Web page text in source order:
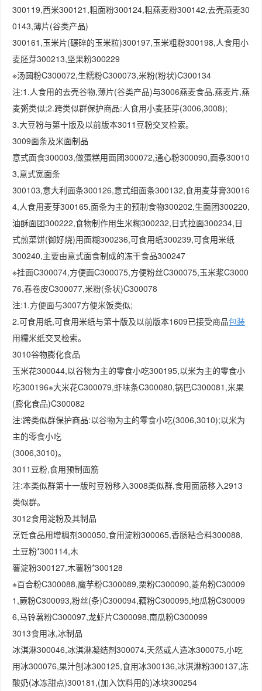
300119,西米300121,粗面粉300124,粗燕麦粉300142,去壳燕麦30
0143,薄片(谷类产品)
300161,玉米片(碾碎的玉米粒)300197,玉米粗粉300198,人食用小
麦胚芽300213,坚果粉300229
※汤圆粉C300072,生糯粉C300073,米粉(粉状)C300134
注:1.人食用的去壳谷物,薄片(谷类产品)与3006燕麦食品,燕麦片,燕
麦粥类似;2.跨类似群保护商品:人食用小麦胚芽(3006,3008);
3.大豆粉与第十版及以前版本3011豆粉交叉检索。
3009面条及米面制品
意式面食300003,做蛋糕用面团300072,通心粉300090,面条30010
3,意式宽面条
300103,意大利面条300126,意式细面条300132,食用麦芽膏30016
4,人食用麦芽300165,面条为主的预制食物300202,生面团300220,
油酥面团300222,食物制作用生米糊300232,日式拉面300234,日
式煎菜饼(御好烧)用面糊300236,可食用纸300239,可食用米纸
300240,主要由意式面食制成的冻干食品300247
※挂面C300074,方便面C300075,方便粉丝C300075,玉米浆C3000
76,春卷皮C300077,米粉(条状)C300078
注:1.方便面与3007方便米饭类似;
2.可食用纸,可食用米纸与第十版及以前版本1609已接受商品包装
用糯米纸交叉检索。
3010谷物膨化食品
玉米花300044,以谷物为主的零食小吃300195,以米为主的零食小
吃300196※大米花C300079,虾味条C300080,锅巴C300081,米果
(膨化食品)C300082
注:跨类似群保护商品:以谷物为主的零食小吃(3006,3010);以米为
主的零食小吃
(3006,3010)。
3011豆粉,食用预制面筋
注:本类似群第十一版时豆粉移入3008类似群,食用面筋移入2913
类似群。
3012食用淀粉及其制品
烹饪食品用增稠剂300050,食用淀粉300065,香肠粘合料300088,
土豆粉*300114,木
薯淀粉300127,木薯粉*300128
※百合粉C300088,魔芋粉C300089,栗粉C300090,菱角粉C30009
1,蕨粉C300093,粉丝(条)C300094,藕粉C300095,地瓜粉C30009
6,马铃薯粉C300097,龙虾片C300098,南瓜粉C300099
3013食用冰,冰制品
冰淇淋300046,冰淇淋凝结剂300074,天然或人造冰300075,小吃
用冰300076,果汁刨冰300125,食用冰300136,冰淇淋粉300137,冻
酸奶(冰冻甜点)300181,(加入饮料用的)冰块300254